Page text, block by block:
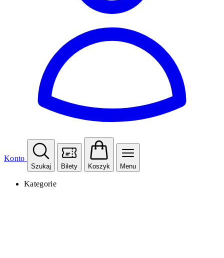
Konto
Szukaj Bilety Koszyk Menu
Kategorie